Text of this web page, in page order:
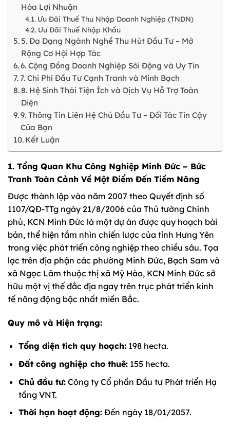
Hóa Lợi Nhuận
Ưu Đãi Thuế Thu Nhập Doanh Nghiệp (TNDN)
Ưu Đãi Thuế Nhập Khẩu
5. Đa Dạng Ngành Nghề Thu Hút Đầu Tư – Mở
Rộng Cơ Hội Hợp Tác
6. Cộng Đồng Doanh Nghiệp Sôi Động và Uy Tín
7. Chi Phí Đầu Tư Cạnh Tranh và Minh Bạch
8. Hệ Sinh Thái Tiện Ích và Dịch Vụ Hỗ Trợ Toàn
Diện
9. Thông Tin Liên Hệ Chủ Đầu Tư – Đối Tác Tin Cậy
Của Bạn
Kết Luận
1. Tổng Quan Khu Công Nghiệp Minh Đức – Bức
Tranh Toàn Cảnh Về Một Điểm Đến Tiềm Năng
Được thành lập vào năm 2007 theo Quyết định số
1107/QĐ-TTg ngày 21/8/2006 của Thủ tướng Chính
phủ, KCN Minh Đức là một dự án được quy hoạch bài
bản, thể hiện tầm nhìn chiến lược của tỉnh Hưng Yên
trong việc phát triển công nghiệp theo chiều sâu. Tọa
lạc trên địa phận các phường Minh Đức, Bạch Sam và
xã Ngọc Lâm thuộc thị xã Mỹ Hào, KCN Minh Đức sở
hữu một vị thế đắc địa ngay trên trục phát triển kinh
tế năng động bậc nhất miền Bắc.
Quy mô và Hiện trạng:
Tổng diện tích quy hoạch:198 hecta.
Đất công nghiệp cho thuê:155 hecta.
Chủ đầu tư:Công ty Cổ phần Đầu tư Phát triển Hạ
tầng VNT.
Thời hạn hoạt động:Đến ngày 18/01/2057.